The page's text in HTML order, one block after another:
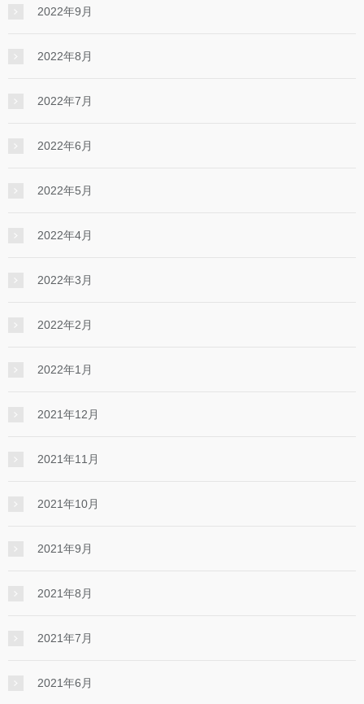
2022年9月
2022年8月
2022年7月
2022年6月
2022年5月
2022年4月
2022年3月
2022年2月
2022年1月
2021年12月
2021年11月
2021年10月
2021年9月
2021年8月
2021年7月
2021年6月